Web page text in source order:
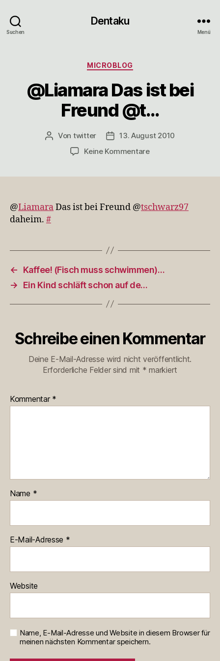
Suchen
Dentaku
Menü
Kategorien
MICROBLOG
@Liamara Das ist bei
Freund @t…
Beitragsautor
Von twitter Veröffentlichungsdatum
13. August 2010
Keine Kommentarezu
Freund
@LiamaraDas ist bei Freund @tschwarz97
daheim. #
←
Kaffee! (Fisch muss schwimmen)…
→
Ein Kind schläft schon auf de…
Schreibe einen Kommentar
Deine E-Mail-Adresse wird nicht veröffentlicht.
Erforderliche Felder sind mit * markiert
Kommentar *
Name *
E-Mail-Adresse *
Website
Name, E-Mail-Adresse und Website in diesem Browser für
meinen nächsten Kommentar speichern.